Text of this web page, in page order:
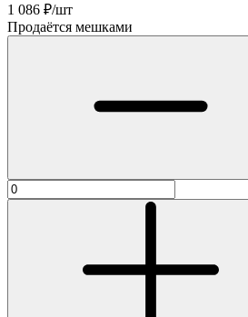
1 086 ₽/шт
Продаётся мешками